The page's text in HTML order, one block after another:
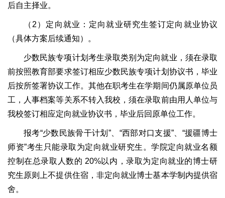
后自主择业。
（2）定向就业：定向就业研究生签订定向就业协议
（具体方案后续通知）。
少数民族专项计划考生录取类别为定向就业，须在录取
前按照教育部要求签订相应少数民族专项计划协议书，毕业
后按所签署协议工作。其他在职考生在学期间仍属原单位员
工，人事档案等关系不转入我校，须在录取前由用人单位与
我校签订相应定向就业协议书，毕业后回原单位工作。
报考“少数民族骨干计划”、“西部对口支援”、“援疆博士
师资”考生只能录取为定向就业研究生。学院定向就业名额
控制在总录取人数的 20%以内，录取为定向就业的博士研
究生原则上不提供住宿，非定向就业博士基本学制内提供宿
舍。